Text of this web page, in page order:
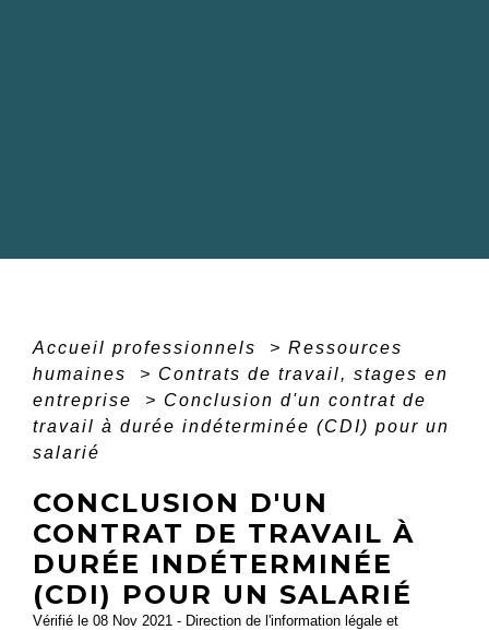
Accueil professionnels > Ressources
humaines
> Contrats de travail, stages en
entreprise
> Conclusion d'un contrat de
travail à durée indéterminée (CDI) pour un
salarié
CONCLUSION D'UN
CONTRAT DE TRAVAIL À
DURÉE INDÉTERMINÉE
(CDI) POUR UN SALARIÉ
Vérifié le 08 Nov 2021 - Direction de l'information légale et